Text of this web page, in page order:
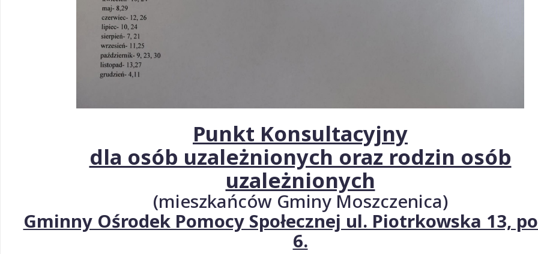
Punkt Konsultacyjny
dla osób uzależnionych oraz rodzin osób
uzależnionych
(mieszkańców Gminy Moszczenica)
Gminny Ośrodek Pomocy Społecznej ul. Piotrkowska 13,
6.